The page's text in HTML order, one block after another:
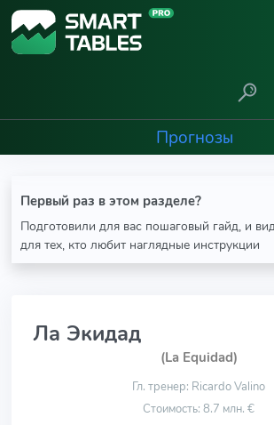
Прогнозы
Первый раз в этом разделе?
Подготовили для вас пошаговый гайд, и
для тех, кто любит наглядные инструкции
Ла Экидад
(La Equidad)
Гл. тренер: Ricardo Valino
Стоимость: 8.7 млн. €